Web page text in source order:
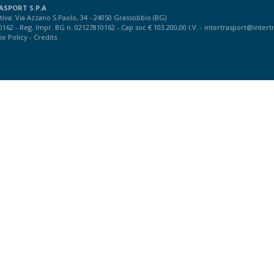
S.P.A
Via Azzano S.Paolo, 34 - 24050 Grassobbio (BG)
- Reg. Impr. BG n. 02127810162 - Cap soc € 103.200,00 I.V. -
Policy - Credits